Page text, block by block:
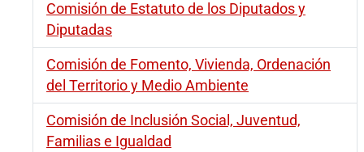
Comisión de Estatuto de los Diputados y
Diputadas
Comisión de Fomento, Vivienda, Ordenación
del Territorio y Medio Ambiente
Comisión de Inclusión Social, Juventud,
Familias e Igualdad